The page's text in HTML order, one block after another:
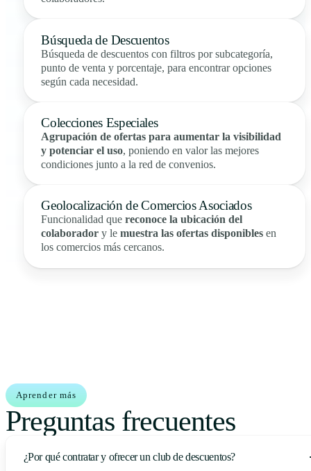
Búsqueda de Descuentos
Búsqueda de descuentos con filtros por subcategoría,
punto de venta y porcentaje, para encontrar opciones
según cada necesidad.
Colecciones Especiales
Agrupación de ofertas para aumentar la visibilidad
y potenciar el uso, poniendo en valor las mejores
condiciones junto a la red de convenios.
Geolocalización de Comercios Asociados
Funcionalidad quereconoce la ubicación del
colaborador y lemuestra las ofertas disponibles en
los comercios más cercanos.
Aprender más
Preguntas frecuentes
¿Por qué contratar y ofrecer un club de descuentos?